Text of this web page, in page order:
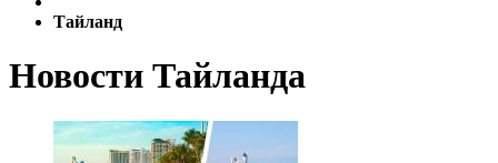
Тайланд
Новости Тайланда